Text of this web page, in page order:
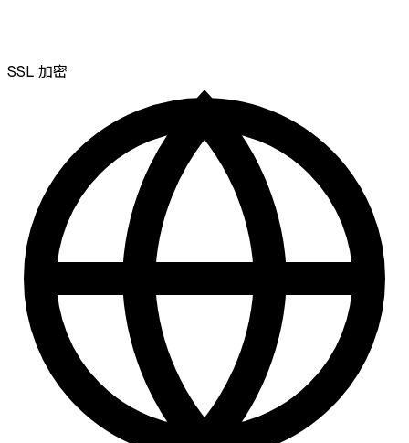
SSL 加密